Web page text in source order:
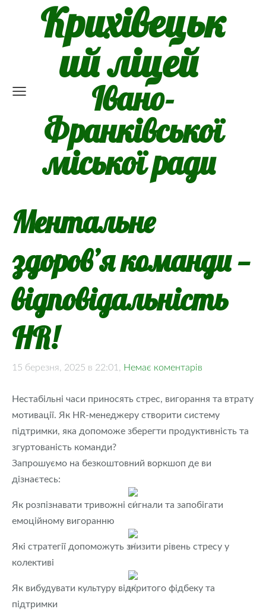
Крихівецьк
ий ліцей
Івано-
Франківської
міської ради
Ментальне
здоров’я команди —
відповідальність
HR!
15 березня, 2025 в 22:01, Немає коментарів
Нестабільні часи приносять стрес, вигорання та втрату
мотивації. Як HR-менеджеру створити систему
підтримки, яка допоможе зберегти продуктивність та
згуртованість команди?
Запрошуємо на безкоштовний воркшоп де ви
дізнаєтесь:
Як розпізнавати тривожні сигнали та запобігати
емоційному вигоранню
Які стратегії допоможуть знизити рівень стресу у
колективі
Як вибудувати культуру відкритого фідбеку та
підтримки